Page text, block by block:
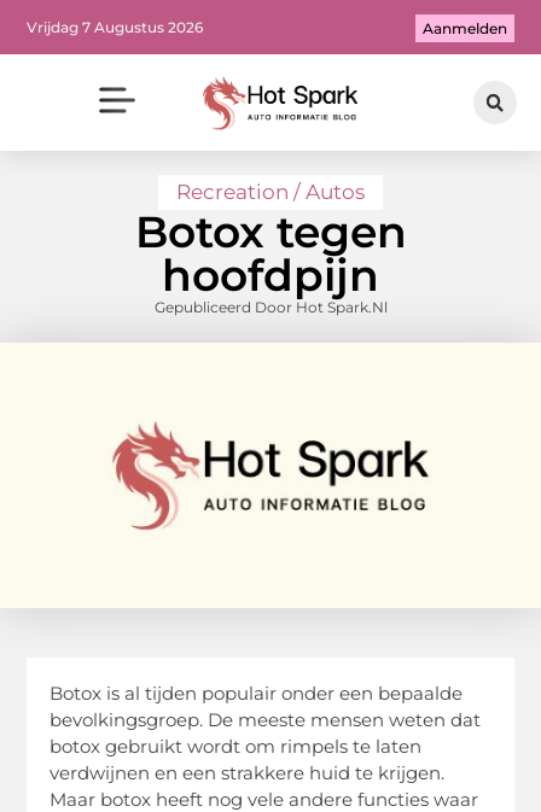
Vrijdag 7 Augustus 2026 Aanmelden
Recreation / Autos
Botox tegen
hoofdpijn
Gepubliceerd Door Hot Spark.nl
Botox is al tijden populair onder een bepaalde
bevolkingsgroep. De meeste mensen weten dat
botox gebruikt wordt om rimpels te laten
verdwijnen en een strakkere huid te krijgen.
Maar botox heeft nog vele andere functies waar